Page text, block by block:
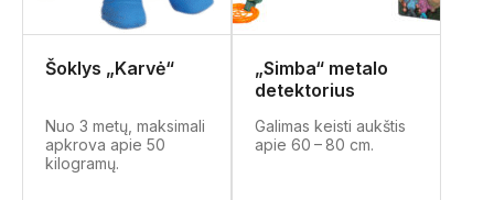
Šoklys „Karvė“
Nuo 3 metų, maksimali
apkrova apie 50
kilogramų.
„Simba“ metalo
detektorius
Galimas keisti aukštis
apie 60 – 80 cm.